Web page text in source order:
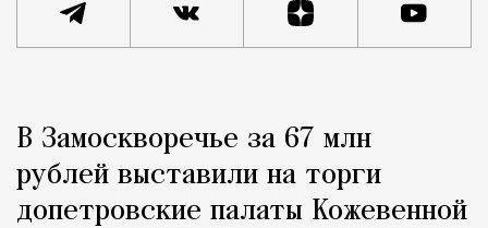
Город
В Замоскворечье за 67 млн
рублей выставили на торги
допетровские палаты Кожевенной